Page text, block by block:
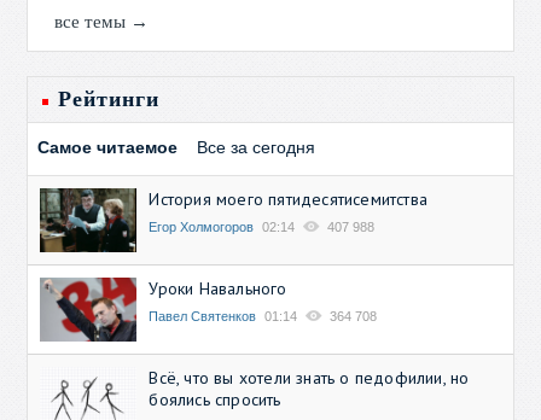
все темы →
Рейтинги
Самое читаемое Все за сегодня
История моего пятидесятисемитства
Егор Холмогоров 02:14 407 988
Уроки Навального
Павел Святенков 01:14 364 708
Всё, что вы хотели знать о педофилии, но
боялись спросить